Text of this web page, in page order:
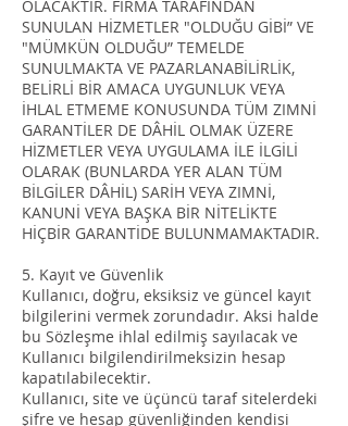
OLACAKTIR. FİRMA TARAFINDAN
SUNULAN HİZMETLER "OLDUĞU GİBİ” VE
"MÜMKÜN OLDUĞU” TEMELDE
SUNULMAKTA VE PAZARLANABİLİRLİK,
BELİRLİ BİR AMACA UYGUNLUK VEYA
İHLAL ETMEME KONUSUNDA TÜM ZIMNİ
GARANTİLER DE DÂHİL OLMAK ÜZERE
HİZMETLER VEYA UYGULAMA İLE İLGİLİ
OLARAK (BUNLARDA YER ALAN TÜM
BİLGİLER DÂHİL) SARİH VEYA ZIMNİ,
KANUNİ VEYA BAŞKA BİR NİTELİKTE
HİÇBİR GARANTİDE BULUNMAMAKTADIR.
5. Kayıt ve Güvenlik
Kullanıcı, doğru, eksiksiz ve güncel kayıt
bilgilerini vermek zorundadır. Aksi halde
bu Sözleşme ihlal edilmiş sayılacak ve
Kullanıcı bilgilendirilmeksizin hesap
kapatılabilecektir.
Kullanıcı, site ve üçüncü taraf sitelerdeki
şifre ve hesap güvenliğinden kendisi